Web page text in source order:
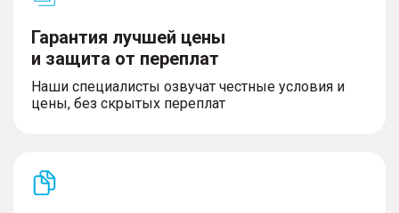
Гарантия лучшей цены
и защита от переплат
Наши специалисты озвучат честные условия и
цены, без скрытых переплат